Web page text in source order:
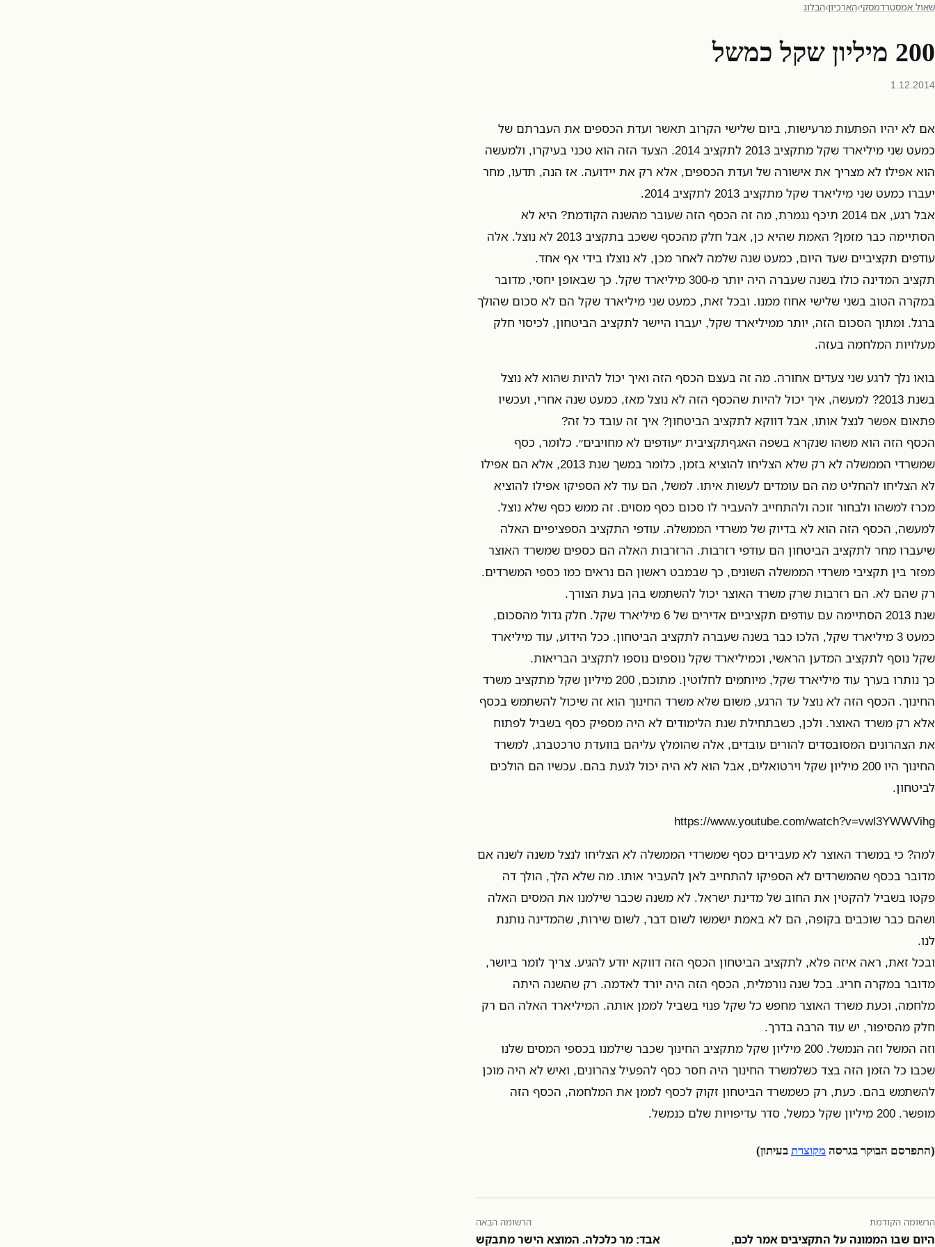
שאול אמסטרדמסקי›הארכיון›הבלוג
200 מיליון שקל כמשל
1.12.2014
אם לא יהיו הפתעות מרעישות, ביום שלישי הקרוב תאשר ועדת הכספים את העברתם של
כמעט שני מיליארד שקל מתקציב 2013 לתקציב 2014. הצעד הזה הוא טכני בעיקרו, ולמעשה
הוא אפילו לא מצריך את אישורה של ועדת הכספים, אלא רק את יידועה. אז הנה, תדעו, מחר
יעברו כמעט שני מיליארד שקל מתקציב 2013 לתקציב 2014.
אבל רגע, אם 2014 תיכף נגמרת, מה זה הכסף הזה שעובר מהשנה הקודמת? היא לא
הסתיימה כבר מזמן? האמת שהיא כן, אבל חלק מהכסף ששכב בתקציב 2013 לא נוצל. אלה
עודפים תקציביים שעד היום, כמעט שנה שלמה לאחר מכן, לא נוצלו בידי אף אחד.
תקציב המדינה כולו בשנה שעברה היה יותר מ-300 מיליארד שקל. כך שבאופן יחסי, מדובר
במקרה הטוב בשני שלישי אחוז ממנו. ובכל זאת, כמעט שני מיליארד שקל הם לא סכום שהולך
ברגל. ומתוך הסכום הזה, יותר ממיליארד שקל, יעברו היישר לתקציב הביטחון, לכיסוי חלק
מעלויות המלחמה בעזה.
בואו נלך לרגע שני צעדים אחורה. מה זה בעצם הכסף הזה ואיך יכול להיות שהוא לא נוצל
בשנת 2013? למעשה, איך יכול להיות שהכסף הזה לא נוצל מאז, כמעט שנה אחרי, ועכשיו
פתאום אפשר לנצל אותו, אבל דווקא לתקציב הביטחון? איך זה עובד כל זה?
הכסף הזה הוא משהו שנקרא בשפה האגףתקציבית ״עודפים לא מחויבים״. כלומר, כסף
שמשרדי הממשלה לא רק שלא הצליחו להוציא בזמן, כלומר במשך שנת 2013, אלא הם אפילו
לא הצליחו להחליט מה הם עומדים לעשות איתו. למשל, הם עוד לא הספיקו אפילו להוציא
מכרז למשהו ולבחור זוכה ולהתחייב להעביר לו סכום כסף מסוים. זה ממש כסף שלא נוצל.
למעשה, הכסף הזה הוא לא בדיוק של משרדי הממשלה. עודפי התקציב הספציפיים האלה
שיעברו מחר לתקציב הביטחון הם עודפי רזרבות. הרזרבות האלה הם כספים שמשרד האוצר
מפזר בין תקציבי משרדי הממשלה השונים, כך שבמבט ראשון הם נראים כמו כספי המשרדים.
רק שהם לא. הם רזרבות שרק משרד האוצר יכול להשתמש בהן בעת הצורך.
שנת 2013 הסתיימה עם עודפים תקציביים אדירים של 6 מיליארד שקל. חלק גדול מהסכום,
כמעט 3 מיליארד שקל, הלכו כבר בשנה שעברה לתקציב הביטחון. ככל הידוע, עוד מיליארד
שקל נוסף לתקציב המדען הראשי, וכמיליארד שקל נוספים נוספו לתקציב הבריאות.
כך נותרו בערך עוד מיליארד שקל, מיותמים לחלוטין. מתוכם, 200 מיליון שקל מתקציב משרד
החינוך. הכסף הזה לא נוצל עד הרגע, משום שלא משרד החינוך הוא זה שיכול להשתמש בכסף
אלא רק משרד האוצר. ולכן, כשבתחילת שנת הלימודים לא היה מספיק כסף בשביל לפתוח
את הצהרונים המסובסדים להורים עובדים, אלה שהומלץ עליהם בוועדת טרכטברג, למשרד
החינוך היו 200 מיליון שקל וירטואלים, אבל הוא לא היה יכול לגעת בהם. עכשיו הם הולכים
לביטחון.
https://www.youtube.com/watch?v=vwl3YWWVihg
למה? כי במשרד האוצר לא מעבירים כסף שמשרדי הממשלה לא הצליחו לנצל משנה לשנה אם
מדובר בכסף שהמשרדים לא הספיקו להתחייב לאן להעביר אותו. מה שלא הלך, הולך דה
פקטו בשביל להקטין את החוב של מדינת ישראל. לא משנה שכבר שילמנו את המסים האלה
ושהם כבר שוכבים בקופה, הם לא באמת ישמשו לשום דבר, לשום שירות, שהמדינה נותנת
לנו.
ובכל זאת, ראה איזה פלא, לתקציב הביטחון הכסף הזה דווקא יודע להגיע. צריך לומר ביושר,
מדובר במקרה חריג. בכל שנה נורמלית, הכסף הזה היה יורד לאדמה. רק שהשנה היתה
מלחמה, וכעת משרד האוצר מחפש כל שקל פנוי בשביל לממן אותה. המיליארד האלה הם רק
חלק מהסיפור, יש עוד הרבה בדרך.
וזה המשל וזה הנמשל. 200 מיליון שקל מתקציב החינוך שכבר שילמנו בכספי המסים שלנו
שכבו כל הזמן הזה בצד כשלמשרד החינוך היה חסר כסף להפעיל צהרונים, ואיש לא היה מוכן
להשתמש בהם. כעת, רק כשמשרד הביטחון זקוק לכסף לממן את המלחמה, הכסף הזה
מופשר. 200 מיליון שקל כמשל, סדר עדיפויות שלם כנמשל.
(התפרסם הבוקר בגרסה מקוצרת בעיתון)
הרשומה הקודמת
היום שבו הממונה על התקציבים אמר לכם,
הרשומה הבאה
אבד: מר כלכלה. המוצא הישר מתבקש